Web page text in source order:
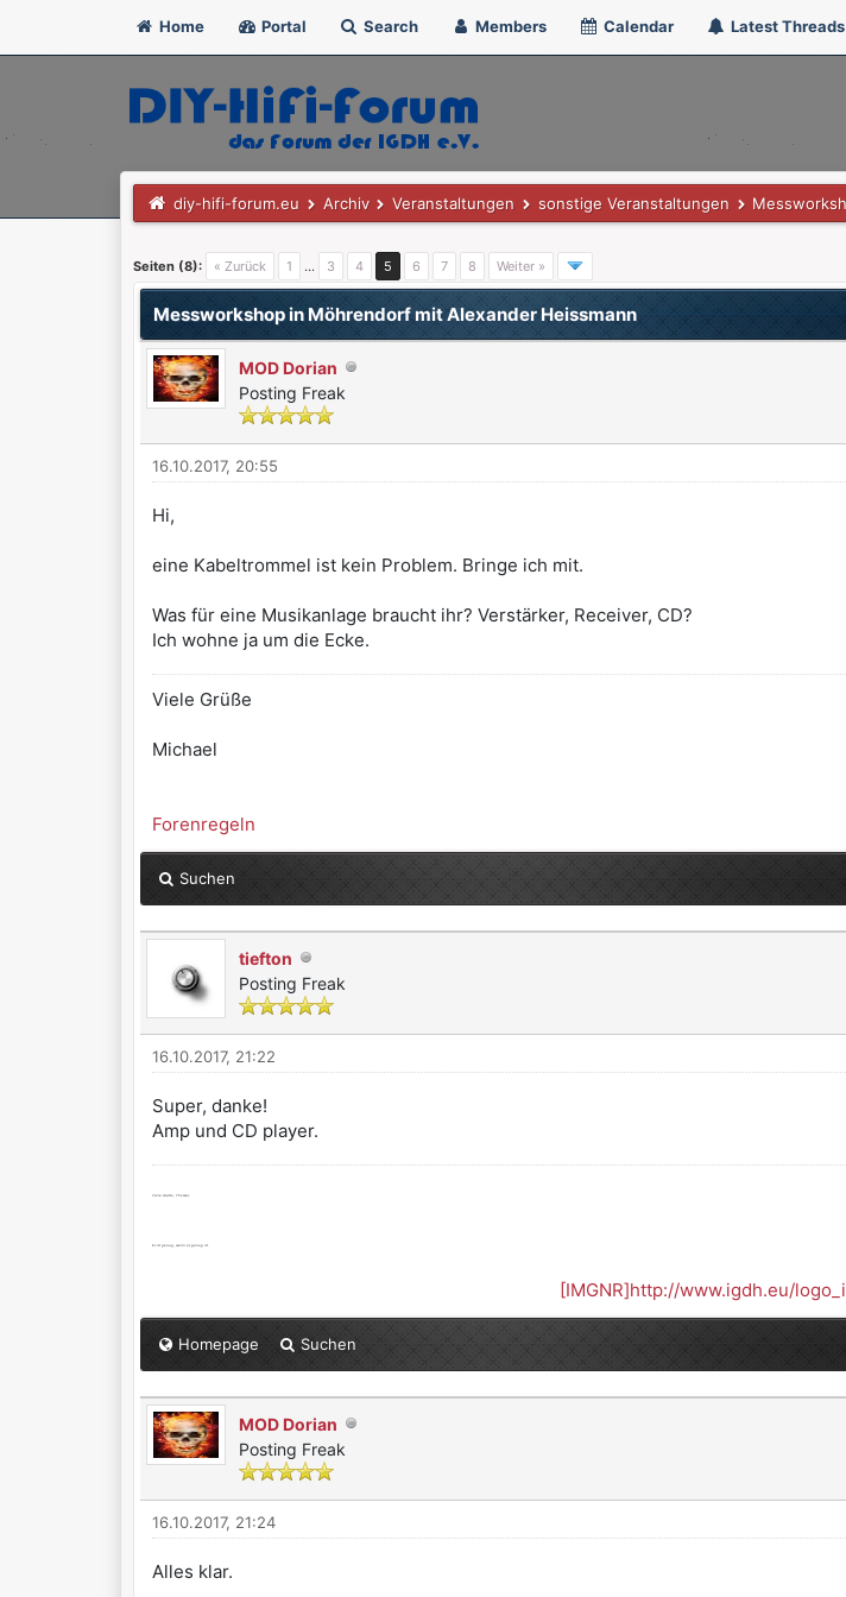
Home Portal Search Members Calendar Latest Threads
diy-hifi-forum.eu Archiv Veranstaltungen sonstige Veranstaltungen
Seiten (8): « Zurück 1 … 3 4 5 6 7 8 Weiter »
1 Bewertung(en) - 5 im Durchschnitt
1
2
3
4
5
Messworkshop in Möhrendorf mit Alexander Heissmann
MOD Dorian
Posting Freak
16.10.2017, 20:55
Hi,
eine Kabeltrommel ist kein Problem. Bringe ich mit.
Was für eine Musikanlage braucht ihr? Verstärker, Receiver, CD?
Ich wohne ja um die Ecke.
Viele Grüße
Michael
Forenregeln
Suchen
tiefton
Posting Freak
16.10.2017, 21:22
Super, danke!
Amp und CD player.
Viele Grüße, Thomas
Es ist genug, wenn es genug ist.
[IMGNR]http://www.igdh.eu/
Homepage Suchen
MOD Dorian
Posting Freak
16.10.2017, 21:24
Alles klar.